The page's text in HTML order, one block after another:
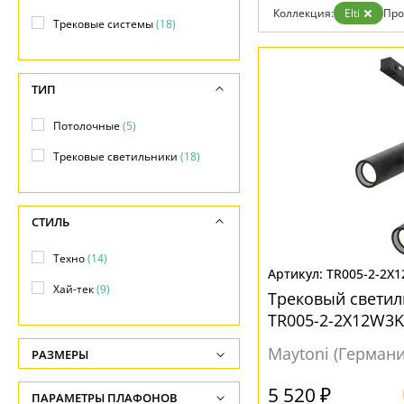
Возврат
Установка
Дизайнерам
Бренды
Коллекция: Elti
TR005-2-
Трековый
TR005-2-
Maytoni
5 520 ₽
Трековые системы(18)
ТИП
Потолочные(5)
Трековые светильники (18)
СТИЛЬ
Техно(14)
Хай-тек(9)
РАЗМЕРЫ
Высота, см
ПАРАМЕТРЫ ПЛАФОНОВ